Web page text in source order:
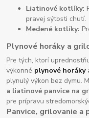
Liatinové kotlíky:
pravej sýtosti chutí.
Medené kotlíky:
Plynové horáky a
Pre tých, ktorí
výkonné plynové horáky
plynulý výkon bez dymu.
a liatinové panvice na
pre prípravu
Panvice, grilovanie a